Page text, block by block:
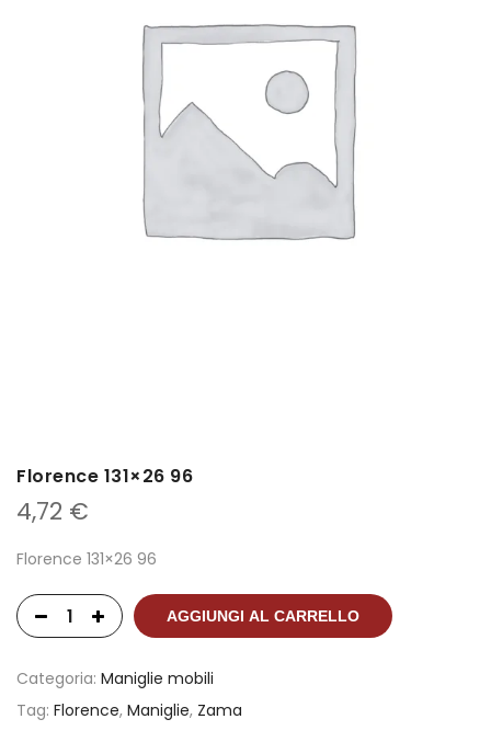
Florence 131×26 96
4,72 €
Florence 131×26 96
AGGIUNGI AL CARRELLO
Categoria: Maniglie mobili
Tag: Florence, Maniglie, Zama